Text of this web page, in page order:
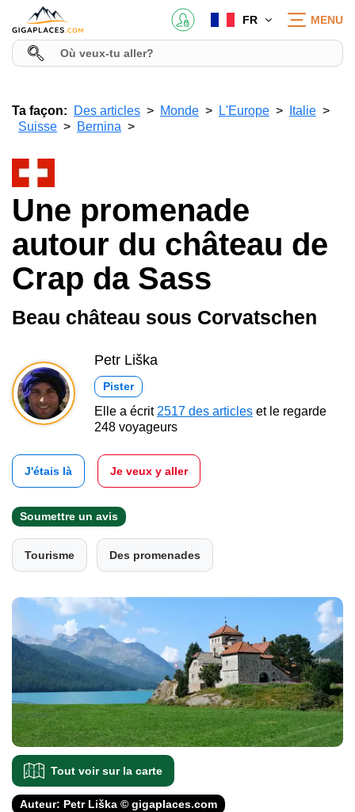
FR MENU
Ta façon: Des articles Monde L'Europe
Italie
Suisse
Bernina
Une promenade
autour du château de
Crap da Sass
Beau château sous Corvatschen
Petr Liška
Pister
Elle a écrit 2517 des articles et le regarde
248 voyageurs
J'étais là Je veux y aller
Soumettre un avis
Tourisme Des promenades
Tout voir sur la carte
Auteur: Petr Liška © gigaplaces.com